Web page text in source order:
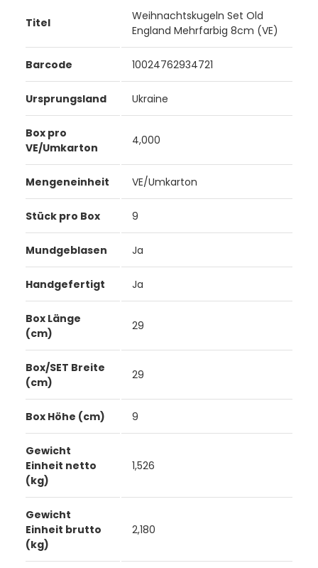
Titel
Weihnachtskugeln Set Old
England Mehrfarbig 8cm (VE)
Barcode 10024762934721
Ursprungsland Ukraine
Box pro
VE/Umkarton
4,000
Mengeneinheit VE/Umkarton
Stück pro Box 9
Mundgeblasen Ja
Handgefertigt Ja
Box Länge
(cm)
29
Box/SET Breite
(cm)
29
Box Höhe (cm) 9
Gewicht
Einheit netto
(kg)
1,526
Gewicht
Einheit brutto
(kg)
2,180